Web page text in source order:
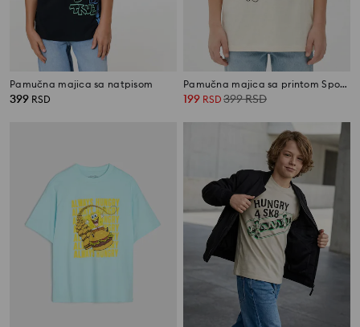
Pamučna majica sa natpisom
399 RSD
Pamučna majica sa printom SpongeBob SquarePants
199 RSD 399RSD